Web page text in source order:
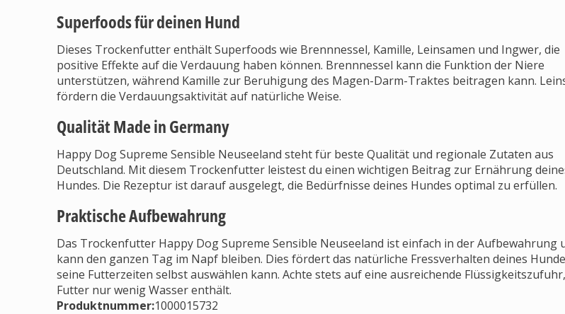
Superfoods für deinen Hund
Dieses Trockenfutter enthält Superfoods wie Brennnessel, Kamille, Leinsamen und Ingwer, die
positive Effekte auf die Verdauung haben können. Brennnessel kann die Funktion der Niere
unterstützen, während Kamille zur Beruhigung des Magen-Darm-Traktes beitragen kann.
fördern die Verdauungsaktivität auf natürliche Weise.
Qualität Made in Germany
Happy Dog Supreme Sensible Neuseeland steht für beste Qualität und regionale Zutaten aus
Deutschland. Mit diesem Trockenfutter leistest du einen wichtigen Beitrag zur Ernährung
Hundes. Die Rezeptur ist darauf ausgelegt, die Bedürfnisse deines Hundes optimal zu erfüllen.
Praktische Aufbewahrung
Das Trockenfutter Happy Dog Supreme Sensible Neuseeland ist einfach in der Aufbewahrung
kann den ganzen Tag im Napf bleiben. Dies fördert das natürliche Fressverhalten deines
seine Futterzeiten selbst auswählen kann. Achte stets auf eine ausreichende
Futter nur wenig Wasser enthält.
Produktnummer:1000015732